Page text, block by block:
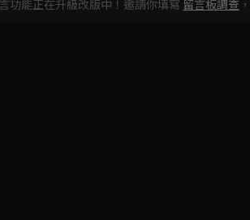
功能正在升級改版中！邀請你填寫 留言板調查